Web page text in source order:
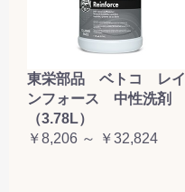
東栄部品 ベトコ レイ
ンフォース 中性洗剤
（3.78L）
￥8,206 ～ ￥32,824